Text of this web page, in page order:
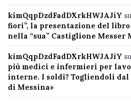
kimQqpDzdFadDXrkHWJAJiY su
fiori”, la presentazione del
nella “sua” Castiglione Messer
kimQqpDzdFadDXrkHWJAJiY su
più medici e infermieri per
interne. I soldi? Togliendoli
di Messina»